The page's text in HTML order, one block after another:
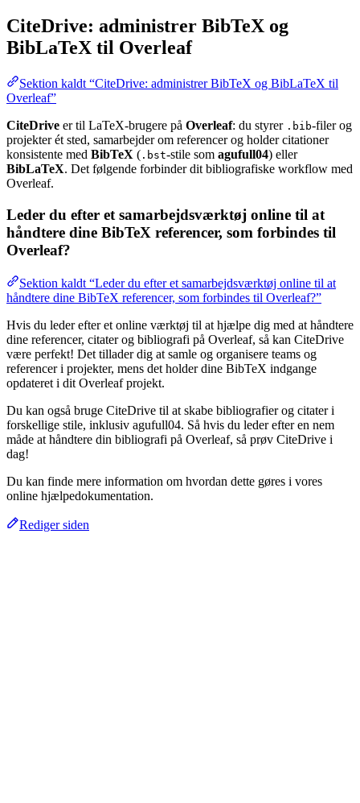
CiteDrive: administrer BibTeX og
BibLaTeX til Overleaf
Sektion kaldt “CiteDrive: administrer BibTeX og BibLaTeX til
Overleaf”
CiteDrive er til LaTeX-brugere på Overleaf: du styrer .bib-filer og
projekter ét sted, samarbejder om referencer og holder citationer
konsistente med BibTeX ( .bst-stile som agufull04) eller
BibLaTeX. Det følgende forbinder dit bibliografiske workflow med
Overleaf.
Leder du efter et samarbejdsværktøj online til at
håndtere dine BibTeX referencer, som forbindes til
Overleaf?
Sektion kaldt “Leder du efter et samarbejdsværktøj online til at
håndtere dine BibTeX referencer, som forbindes til Overleaf?”
Hvis du leder efter et online værktøj til at hjælpe dig med at håndtere
dine referencer, citater og bibliografi på Overleaf, så kan CiteDrive
være perfekt! Det tillader dig at samle og organisere teams og
referencer i projekter, mens det holder dine BibTeX indgange
opdateret i dit Overleaf projekt.
Du kan også bruge CiteDrive til at skabe bibliografier og citater i
forskellige stile, inklusiv agufull04. Så hvis du leder efter en nem
måde at håndtere din bibliografi på Overleaf, så prøv CiteDrive i
dag!
Du kan finde mere information om hvordan dette gøres i vores
online hjælpedokumentation.
Rediger siden